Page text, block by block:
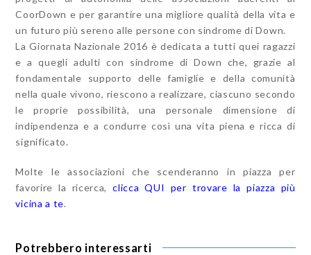
CoorDown e per garantire una migliore qualità della vita e
un futuro più sereno alle persone con sindrome di Down.
La Giornata Nazionale 2016 è dedicata a tutti quei ragazzi
e a quegli adulti con sindrome di Down che, grazie al
fondamentale supporto delle famiglie e della comunità
nella quale vivono, riescono a realizzare, ciascuno secondo
le proprie possibilità, una personale dimensione di
indipendenza e a condurre così una vita piena e ricca di
significato.
Molte le associazioni che scenderanno in piazza per
favorire la ricerca,
clicca QUI per trovare la piazza più
vicina a te.
Potrebbero interessarti